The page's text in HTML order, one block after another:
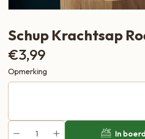
Schup Krachtsap
€3,99
Opmerking
In